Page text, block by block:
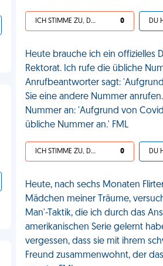
ICH STIMME ZU, DEIN LEBEN IST SCHEISSE 0
Heute brauche ich ein offizielles
Rektorat. Ich rufe die übliche
Anrufbeantworter sagt:
Sie eine andere Nummer
Nummer an: 'Aufgrund von
übliche Nummer an.' FML
ICH STIMME ZU, DEIN LEBEN IST SCHEISSE 0
Heute, nach sechs Monaten
Mädchen meiner Träume,
Man'-Taktik, die ich durch das
amerikanischen Serie gelernt
vergessen, dass sie mit ihrem
Freund zusammenwohnt, der